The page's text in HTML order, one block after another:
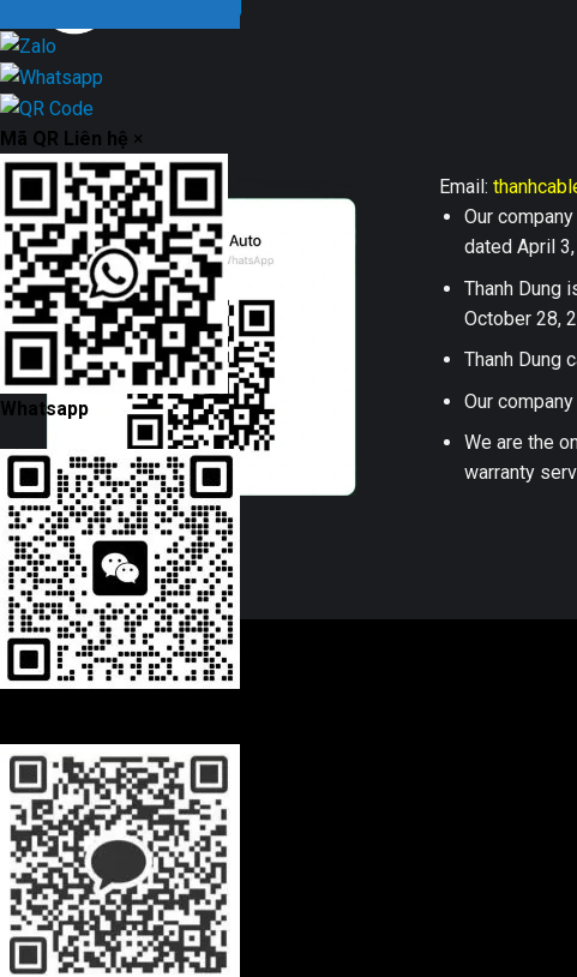
Email:
Our
dated April
Thanh Dung
October 28,
Thanh Dung
Our
We are the
warranty
Mã QR Liên hệ ×
Whatsapp
WhatsApp 0944628333